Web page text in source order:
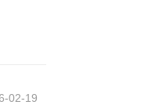
02-19